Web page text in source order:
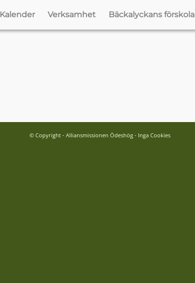
Kalender Verksamhet Bäckalyckans förskola
© Copyright - Alliansmissionen Ödeshög - Inga Cookies